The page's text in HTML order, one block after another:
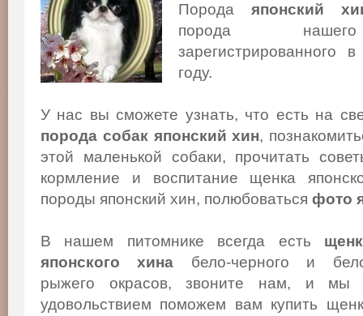
Порода японский
порода
году.
У нас вы сможете узнать, что есть на
порода собак японский хин,
этой маленькой собаки, прочитать
кормление и воспитание щенка
породы японский хин, полюбоваться фото
В нашем питомнике всегда есть
японского хина бело-черного и
рыжего окрасов, звоните нам, и мы
удовольствием поможем вам купить